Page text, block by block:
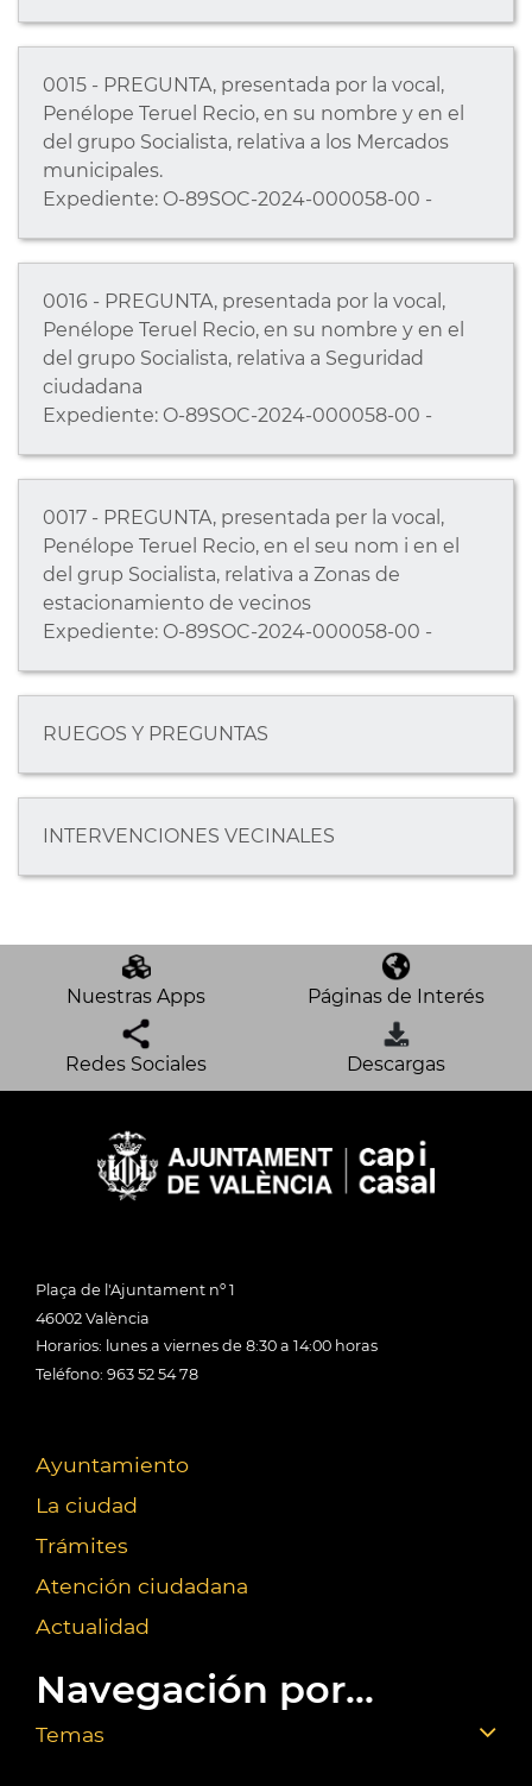
0015 - PREGUNTA, presentada por la vocal,
Penélope Teruel Recio, en su nombre y en el
del grupo Socialista, relativa a los Mercados
municipales.
Expediente: O-89SOC-2024-000058-00 -
0016 - PREGUNTA, presentada por la vocal,
Penélope Teruel Recio, en su nombre y en el
del grupo Socialista, relativa a Seguridad
ciudadana
Expediente: O-89SOC-2024-000058-00 -
0017 - PREGUNTA, presentada per la vocal,
Penélope Teruel Recio, en el seu nom i en el
del grup Socialista, relativa a Zonas de
estacionamiento de vecinos
Expediente: O-89SOC-2024-000058-00 -
RUEGOS Y PREGUNTAS
INTERVENCIONES VECINALES
Nuestras Apps Páginas de Interés
Redes Sociales Descargas
Plaça de l'Ajuntament nº 1
46002 València
Horarios: lunes a viernes de 8:30 a 14:00 horas
Teléfono: 963 52 54 78
Ayuntamiento
La ciudad
Trámites
Atención ciudadana
Actualidad
Navegación por...
Temas